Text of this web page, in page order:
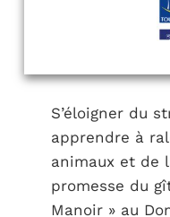
S’éloigner du
apprendre à
animaux et de
promesse du
Manoir » au